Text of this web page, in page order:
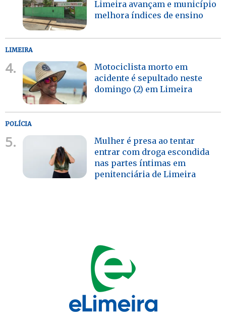
Limeira avançam e município
melhora índices de ensino
LIMEIRA
4.
Motociclista morto em
acidente é sepultado neste
domingo (2) em Limeira
POLÍCIA
5.
Mulher é presa ao tentar
entrar com droga escondida
nas partes íntimas em
penitenciária de Limeira